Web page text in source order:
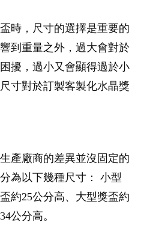
時，尺寸的選擇是重要的
到重量之外，過大會對於
擾，過小又會顯得過於小
寸對於訂製客製化水晶獎
產廠商的差異並沒固定的
為以下幾種尺寸： 小型
約25公分高、大型獎盃約
公分高。